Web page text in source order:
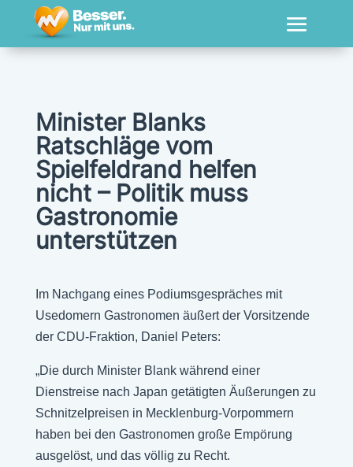
Minister Blanks
Ratschläge vom
Spielfeldrand helfen
nicht – Politik muss
Gastronomie
unterstützen
Im Nachgang eines Podiumsgespräches mit
Usedomern Gastronomen äußert der Vorsitzende
der CDU-Fraktion, Daniel Peters:
„Die durch Minister Blank während einer
Dienstreise nach Japan getätigten Äußerungen zu
Schnitzelpreisen in Mecklenburg-Vorpommern
haben bei den Gastronomen große Empörung
ausgelöst, und das völlig zu Recht.